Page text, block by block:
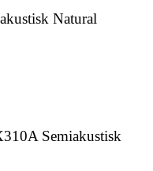
Natural
Semiakustisk